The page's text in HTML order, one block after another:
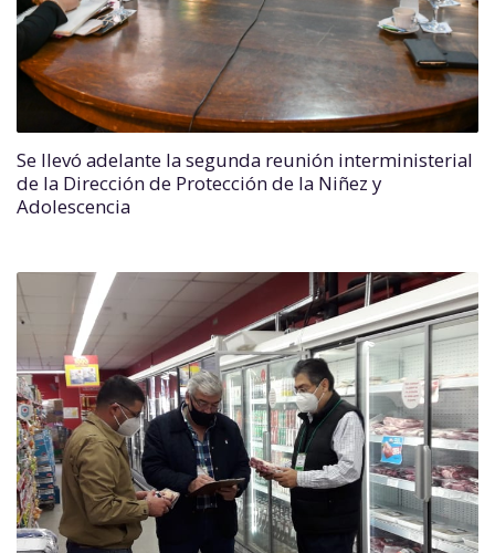
Se llevó adelante la segunda reunión interministerial
de la Dirección de Protección de la Niñez y
Adolescencia